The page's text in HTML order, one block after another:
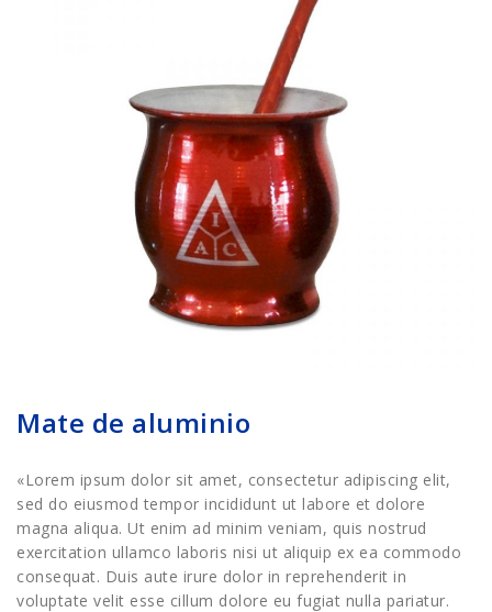
Mate de aluminio
«Lorem ipsum dolor sit amet, consectetur adipiscing elit,
sed do eiusmod tempor incididunt ut labore et dolore
magna aliqua. Ut enim ad minim veniam, quis nostrud
exercitation ullamco laboris nisi ut aliquip ex ea commodo
consequat. Duis aute irure dolor in reprehenderit in
voluptate velit esse cillum dolore eu fugiat nulla pariatur.